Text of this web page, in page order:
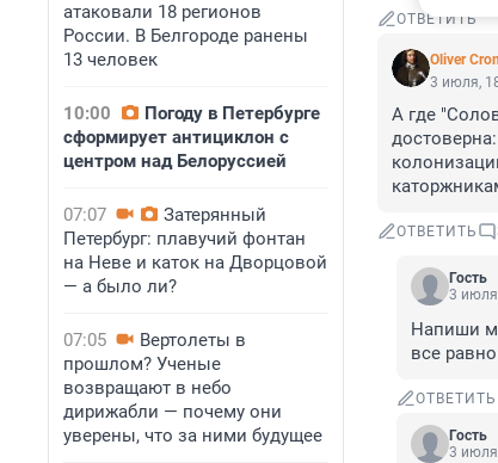
атаковали 18 регионов
России. В Белгороде ранены
13 человек
10:00
Погоду в Петербурге
сформирует антициклон с
центром над Белоруссией
07:07
Затерянный
Петербург: плавучий фонтан
на Неве и каток на Дворцовой
— а было ли?
07:05
Вертолеты в
прошлом? Ученые
возвращают в небо
дирижабли — почему они
уверены, что за ними будущее
ОТВЕТИТЬ
Oliver
3 июля,
А где
ОТВЕТИТЬ
Гость
3
Напиши
все
ОТВЕТИТЬ
Гость
3